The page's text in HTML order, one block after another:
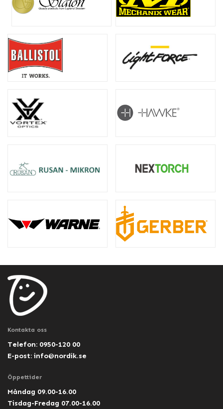
Kontakta oss
Telefon: 0950-120 00
E-post: info@nordik.se
Öppettider
Måndag 09.00-16.00
Tisdag-Fredag 07.00-16.00